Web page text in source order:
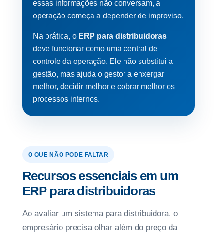
essas informações não conversam, a
operação começa a depender de improviso.
Na prática, o ERP para distribuidoras
deve funcionar como uma central de
controle da operação. Ele não substitui a
gestão, mas ajuda o gestor a enxergar
melhor, decidir melhor e cobrar melhor os
processos internos.
O QUE NÃO PODE FALTAR
Recursos essenciais em um
ERP para distribuidoras
Ao avaliar um sistema para distribuidora, o
empresário precisa olhar além do preço da